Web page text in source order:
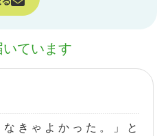
ています
きゃよかった。」と